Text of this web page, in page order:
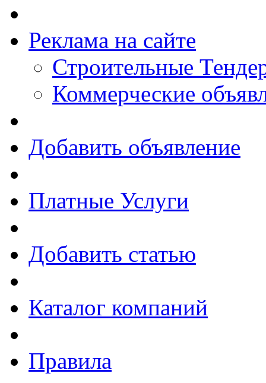
Реклама на сайте
Строительные
Коммерческие
Добавить объявление
Платные Услуги
Добавить статью
Каталог компаний
Правила